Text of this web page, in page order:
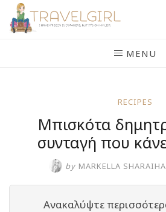
Skip
MENU
RECIPES
Μπισκότα
συνταγή που
by MARKELLA SHARAIHA
Ανακαλύψτε